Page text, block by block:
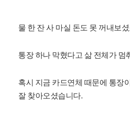
물 한 잔 사 마실 돈도 못 꺼내보
통장 하나 막혔다고 삶 전체가 멈
혹시 지금 카드연체 때문에 통장
잘 찾아오셨습니다.